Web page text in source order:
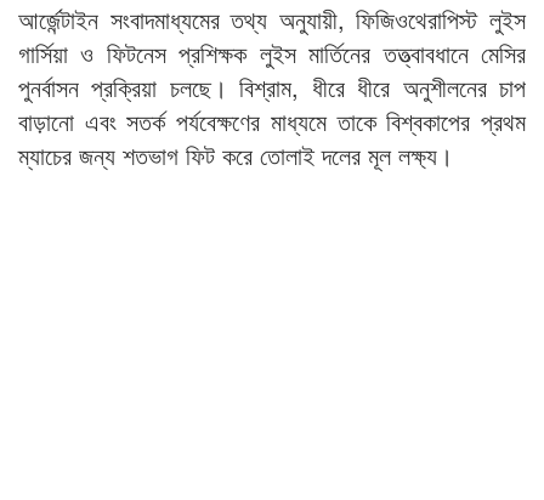
আর্জেন্টাইন সংবাদমাধ্যমের তথ্য অনুযায়ী, ফিজিওথেরাপিস্ট লুইস
গার্সিয়া ও ফিটনেস প্রশিক্ষক লুইস মার্তিনের তত্ত্বাবধানে মেসির
পুনর্বাসন প্রক্রিয়া চলছে। বিশ্রাম, ধীরে ধীরে অনুশীলনের চাপ
বাড়ানো এবং সতর্ক পর্যবেক্ষণের মাধ্যমে তাকে বিশ্বকাপের প্রথম
ম্যাচের জন্য শতভাগ ফিট করে তোলাই দলের মূল লক্ষ্য।